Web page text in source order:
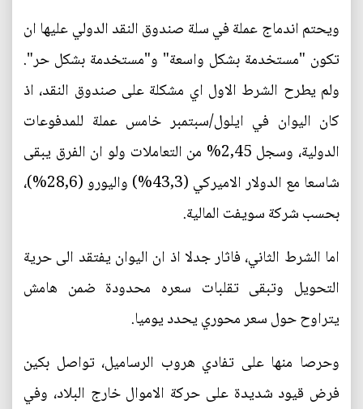
ويحتم اندماج عملة في سلة صندوق النقد الدولي عليها ان
تكون "مستخدمة بشكل واسعة" و"مستخدمة بشكل حر".
ولم يطرح الشرط الاول اي مشكلة على صندوق النقد، اذ
كان اليوان في ايلول/سبتمبر خامس عملة للمدفوعات
الدولية، وسجل 2,45% من التعاملات ولو ان الفرق يبقى
شاسعا مع الدولار الاميركي (43,3%) واليورو (28,6%)،
بحسب شركة سويفت المالية.
اما الشرط الثاني، فاثار جدلا اذ ان اليوان يفتقد الى حرية
التحويل وتبقى تقلبات سعره محدودة ضمن هامش
يتراوح حول سعر محوري يحدد يوميا.
وحرصا منها على تفادي هروب الرساميل، تواصل بكين
فرض قيود شديدة على حركة الاموال خارج البلاد، وفي